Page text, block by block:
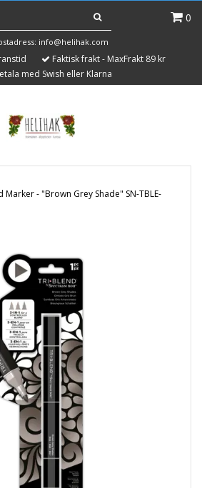
0
info@helihak.com
Faktisk frakt - MaxFrakt 89 kr
med Swish eller Klarna
- "Brown Grey Shade" SN-TBLE-